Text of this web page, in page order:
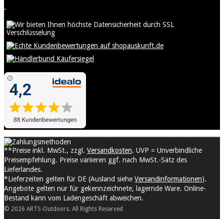
**Preise inkl. MwSt., zzgl. Versandkosten. UVP = Unverbindliche
Preisempfehlung. Preise variieren ggf. nach MwSt.-Satz des
Lieferlandes.
*Lieferzeiten gelten für DE (Ausland siehe Versandinformationen).
Angebote gelten nur für gekennzeichnete, lagernde Ware. Online-
Bestand kann vom Ladengeschäft abweichen.
© 2026 ARTS-Outdoors. All Rights Reserved